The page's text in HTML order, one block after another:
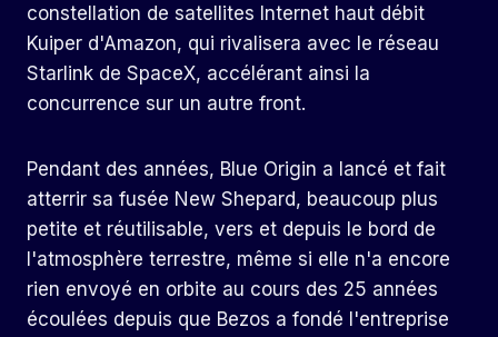
constellation de satellites Internet haut débit
Kuiper d'Amazon, qui rivalisera avec le réseau
Starlink de SpaceX, accélérant ainsi la
concurrence sur un autre front.
Pendant des années, Blue Origin a lancé et fait
atterrir sa fusée New Shepard, beaucoup plus
petite et réutilisable, vers et depuis le bord de
l'atmosphère terrestre, même si elle n'a encore
rien envoyé en orbite au cours des 25 années
écoulées depuis que Bezos a fondé l'entreprise